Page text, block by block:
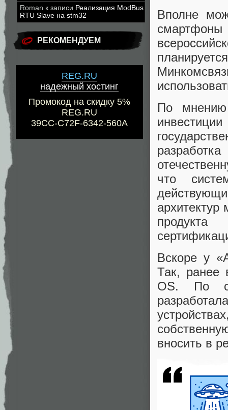
Roman к записи Реализация ModBus
RTU Slave на stm32
РЕКОМЕНДУЕМ
REG.RU
надежный хостинг
Промокод на скидку 5%
REG.RU
39CC-C72F-6342-560A
Вполне
По мнению
что
Вскоре у
Так, ранее
OS. По
вносить в